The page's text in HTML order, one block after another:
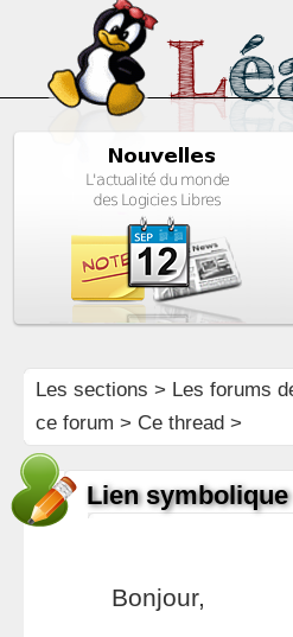
Les sections > Les forums
ce forum > Ce thread >
Lien
Bonjour,